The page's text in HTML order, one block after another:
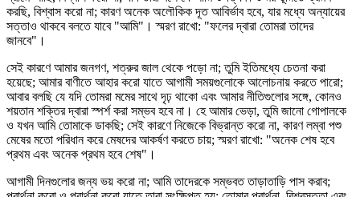
করছি, বিশ্বাস করো না; কারণ অনেক অলৌকিক দূত আবির্ভাব হবে, যার মধ্যে অন্যায়ের
সত্তাও থাকবে বলতে যাবে "আমি"। স্মরণ রাখো: "ফলের দ্বারা তোমরা তাদের
জানবে"।
সেই কারণে আমার জনগণ, শত্রুর জাল থেকে পড়ো না; তুমি ইতিমধ্যে চেতনা করা
হয়েছে; আমার বাণীতে আহার করো যাতে আগামী সময়গুলোকে আলোচনায় করতে পারো;
আবার বলছি যে যদি তোমরা মমের সাথে দৃঢ় থাকো এবং আমার নীতিগুলোর সঙ্গে, কোনও
শয়তান শক্তির দ্বারা স্পর্শ করা সম্ভব হবে না। হে আমার ভেড়া, তুমি জানো গোপালকে
ও যখন আমি তোমাকে ডাকছি; সেই কারণে নিজেকে বিভ্রান্ত করো না, কারণ লম্বা পশু
মেষের মতো পরিধান করে মেষদের আকর্ষণ করতে চায়; স্মরণ রাখো: "অনেক শেষ হবে
প্রথম এবং অনেক প্রথম হবে শেষ"।
আগামী দিনগুলোর জন্য ভয় করো না; আমি তাদেরকে সম্ভবত তাড়াতাড়ি পাস করাব;